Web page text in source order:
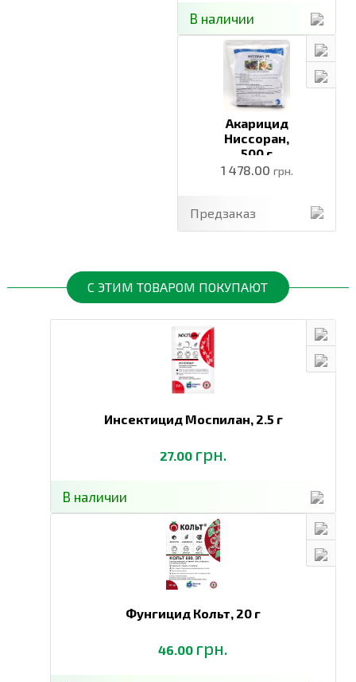
В наличии
Акарицид
Ниссоран,
500 г
1 478.00 грн.
Предзаказ
С ЭТИМ ТОВАРОМ ПОКУПАЮТ
Инсектицид Моспилан, 2.5 г
27.00 грн.
В наличии
Фунгицид Кольт, 20 г
46.00 грн.